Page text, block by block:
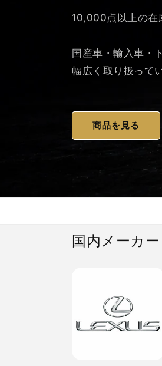
10,000点以上の在
国産車・輸入車・
幅広く取り扱って
商品を見る
国内メーカー